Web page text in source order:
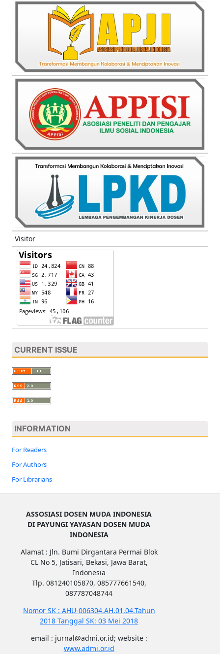
Visitor
CURRENT ISSUE
INFORMATION
For Readers
For Authors
For Librarians
ASSOSIASI DOSEN MUDA INDONESIA
DI PAYUNGI YAYASAN DOSEN MUDA
INDONESIA
Alamat : Jln. Bumi Dirgantara Permai Blok
CL No 5, Jatisari, Bekasi, Jawa Barat,
Indonesia
Tlp. 081240105870, 085777661540,
087787048744
Nomor SK : AHU-006304.AH.01.04.Tahun
2018 Tanggal SK: 03 Mei 2018
email : jurnal@admi.or.id; website :
www.admi.or.id